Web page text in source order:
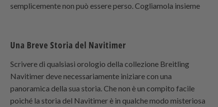
semplicemente non può essere perso. Cogliamola insieme
Una Breve Storia del Navitimer
Scrivere di qualsiasi orologio della collezione Breitling
Navitimer deve necessariamente iniziare con una
panoramica della sua storia. Che non è un compito facile
poiché la storia del Navitimer è in qualche modo misteriosa